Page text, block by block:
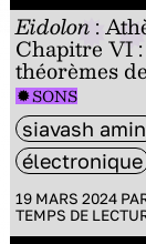
Eidolon:
Chapitre VI
théorèmes
SONS
siavash
électronique
19 MARS 2024
TEMPS DE